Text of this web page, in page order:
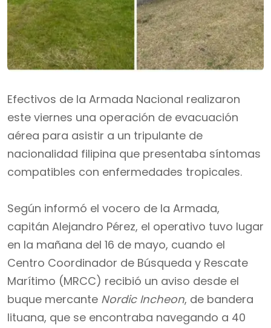
Efectivos de la Armada Nacional realizaron
este viernes una operación de evacuación
aérea para asistir a un tripulante de
nacionalidad filipina que presentaba síntomas
compatibles con enfermedades tropicales.
Según informó el vocero de la Armada,
capitán Alejandro Pérez, el operativo tuvo lugar
en la mañana del 16 de mayo, cuando el
Centro Coordinador de Búsqueda y Rescate
Marítimo (MRCC) recibió un aviso desde el
buque mercante Nordic Incheon, de bandera
lituana, que se encontraba navegando a 40